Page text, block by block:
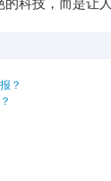
科技，而是让人
？